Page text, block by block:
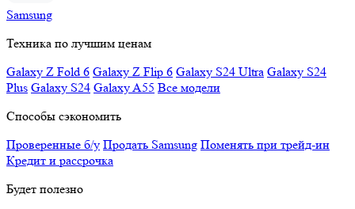
Samsung
Техника по лучшим ценам
Galaxy Z Fold 6 Galaxy Z Flip 6 Galaxy S24 Ultra Galaxy S24
Plus Galaxy S24 Galaxy A55 Все модели
Способы сэкономить
Проверенные б/у Продать Samsung Поменять при трейд-ин
Кредит и рассрочка
Будет полезно